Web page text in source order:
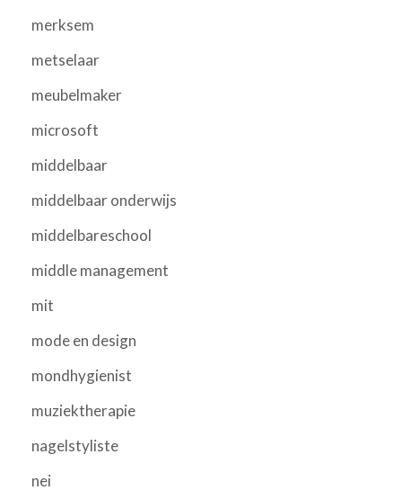
merksem
metselaar
meubelmaker
microsoft
middelbaar
middelbaar onderwijs
middelbareschool
middle management
mit
mode en design
mondhygienist
muziektherapie
nagelstyliste
nei